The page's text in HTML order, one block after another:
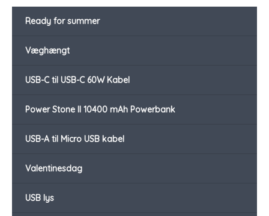
Ready for summer
Væghængt
USB-C til USB-C 60W Kabel
Power Stone II 10400 mAh Powerbank
USB-A til Micro USB kabel
Valentinesdag
USB lys